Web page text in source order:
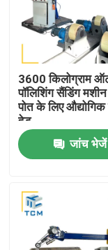
उत्पाद
3600 किलोग्राम
पॉलिशिंग सैंडिंग
पोत के लिए
हेड
जांच भेजें